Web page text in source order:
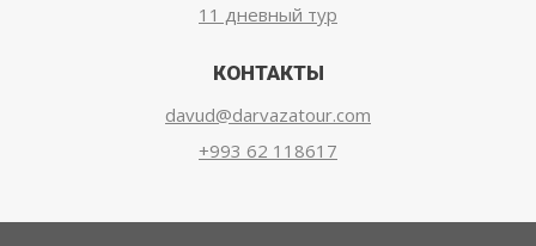
11 дневный тур
КОНТАКТЫ
davud@darvazatour.com
+993 62 118617